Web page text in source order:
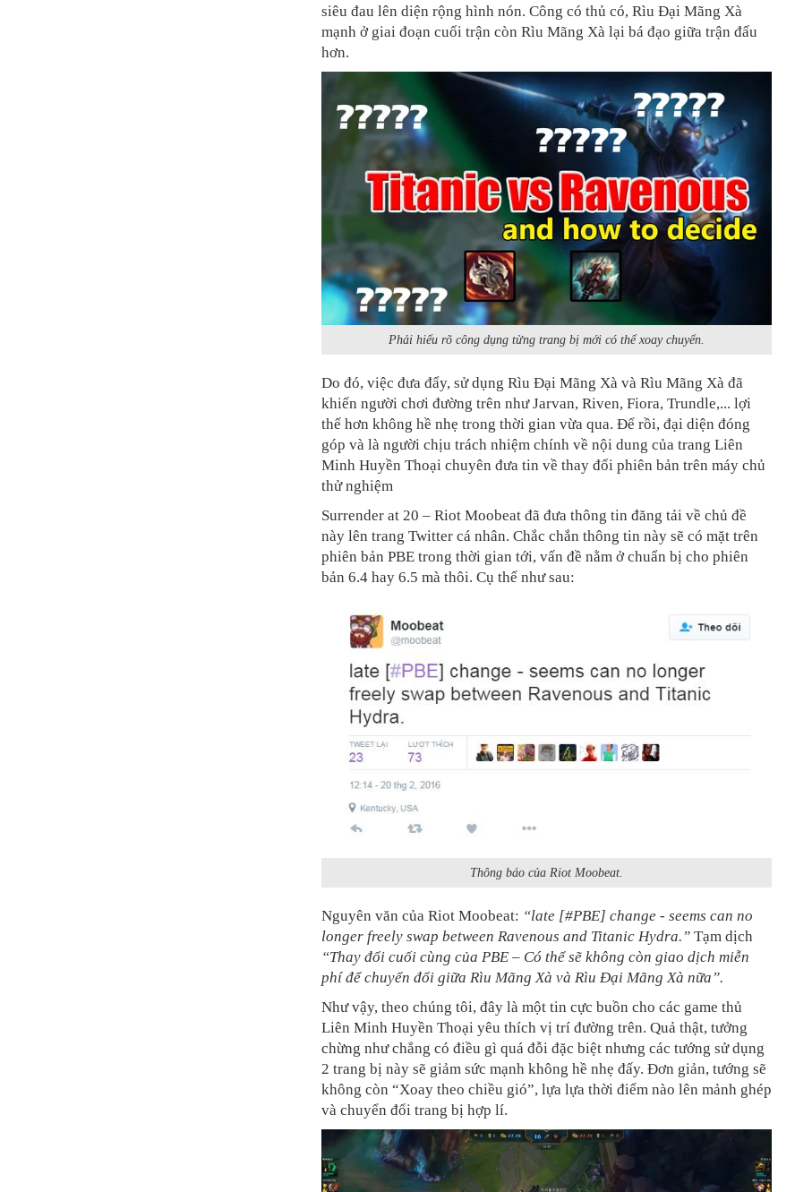
siêu đau lên diện rộng hình nón. Công có thủ có, Rìu Đại Mãng Xà
mạnh ở giai đoạn cuối trận còn Rìu Mãng Xà lại bá đạo giữa trận đấu
hơn.
Phải hiểu rõ công dụng từng trang bị mới có thể xoay chuyển.
Do đó, việc đưa đẩy, sử dụng Rìu Đại Mãng Xà và Rìu Mãng Xà đã
khiến người chơi đường trên như Jarvan, Riven, Fiora, Trundle,... lợi
thế hơn không hề nhẹ trong thời gian vừa qua. Để rồi, đại diện đóng
góp và là người chịu trách nhiệm chính về nội dung của trang Liên
Minh Huyền Thoại chuyên đưa tin về thay đổi phiên bản trên máy chủ
thử nghiệm
Surrender at 20 – Riot Moobeat đã đưa thông tin đăng tải về chủ đề
này lên trang Twitter cá nhân. Chắc chắn thông tin này sẽ có mặt trên
phiên bản PBE trong thời gian tới, vấn đề nằm ở chuẩn bị cho phiên
bản 6.4 hay 6.5 mà thôi. Cụ thể như sau:
Thông báo của Riot Moobeat.
Nguyên văn của Riot Moobeat: “late [#PBE] change - seems can no
longer freely swap between Ravenous and Titanic Hydra.” Tạm dịch
“Thay đổi cuối cùng của PBE – Có thể sẽ không còn giao dịch miễn
phí để chuyển đổi giữa Rìu Mãng Xà và Rìu Đại Mãng Xà nữa”.
Như vậy, theo chúng tôi, đây là một tin cực buồn cho các game thủ
Liên Minh Huyền Thoại yêu thích vị trí đường trên. Quả thật, tưởng
chừng như chẳng có điều gì quá đỗi đặc biệt nhưng các tướng sử dụng
2 trang bị này sẽ giảm sức mạnh không hề nhẹ đấy. Đơn giản, tướng sẽ
không còn “Xoay theo chiều gió”, lựa lựa thời điểm nào lên mảnh ghép
và chuyển đổi trang bị hợp lí.